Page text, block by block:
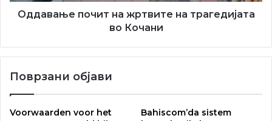
Оддавање почит на жртвите на трагедијата
во Кочани
Поврзани објави
Voorwaarden voor het
Bahiscom’da sistem